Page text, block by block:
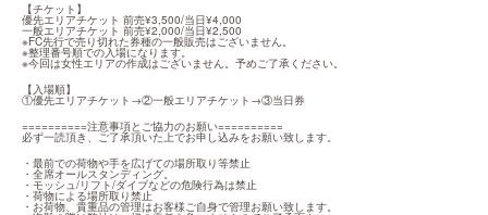
【チケット】
優先エリアチケット 前売¥3,500/当日¥4,000
一般エリアチケット 前売¥2,000/当日¥2,500
※FC先行で売り切れた券種の一般販売はございません。
※整理番号順での入場になります。
※今回は女性エリアの作成はございません。予めご了承ください。
【入場順】
①優先エリアチケット→②一般エリアチケット→③当日券
==========注意事項とご協力のお願い==========
必ず一読頂き、ご了承頂いた上でお申し込みをお願い致します。
・最前での荷物や手を広げての場所取り等禁止
・全席オールスタンディング。
・モッシュ/リフト/ダイブなどの危険行為は禁止
・荷物による場所取り禁止
・お荷物、貴重品の管理はお客様ご自身で管理お願い致します。